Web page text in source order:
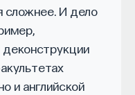
сложнее. И дело
и английской
к А. С. Пушкину,
и философии